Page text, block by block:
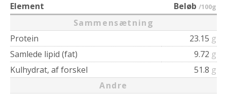
Element Beløb /100g
Sammensætning
Protein
23.15 g
Samlede lipid (fat)
9.72 g
Kulhydrat, af forskel
51.8 g
Andre